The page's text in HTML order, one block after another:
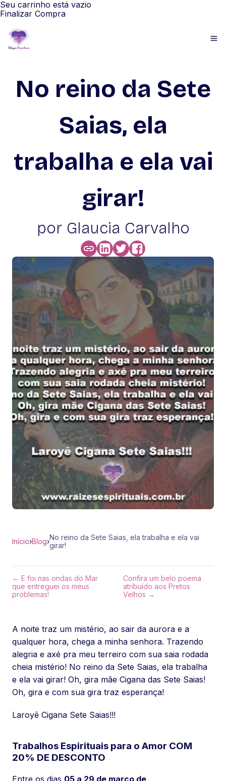
Seu carrinho está vazio
Finalizar Compra
No reino da Sete
Saias, ela
trabalha e ela vai
girar!
por Glaucia Carvalho
Início›Blog›No reino da Sete Saias, ela trabalha e ela vai
girar!
← E foi nas ondas do Mar
que entreguei os meus
problemas!
Confira um belo poema
atribuído aos Pretos
Velhos →
A noite traz um mistério, ao sair da aurora e a
qualquer hora, chega a minha senhora. Trazendo
alegria e axé pra meu terreiro com sua saia rodada
cheia mistério! No reino da Sete Saias, ela trabalha
e ela vai girar! Oh, gira mãe Cigana das Sete Saias!
Oh, gira e com sua gira traz esperança!
Laroyê Cigana Sete Saias!!!
Trabalhos Espirituais para o Amor COM
20% DE DESCONTO